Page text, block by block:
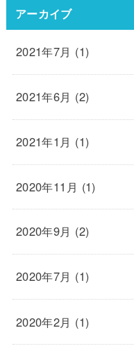
アーカイブ
2021年7月 (1)
2021年6月 (2)
2021年1月 (1)
2020年11月 (1)
2020年9月 (2)
2020年7月 (1)
2020年2月 (1)